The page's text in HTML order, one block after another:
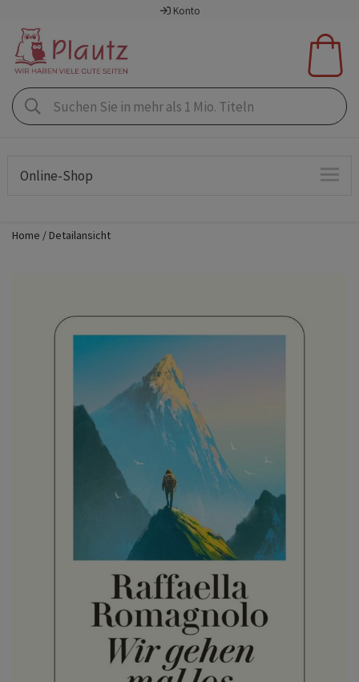
Konto
Online-Shop
Home Detailansicht